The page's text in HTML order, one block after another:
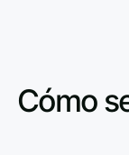
Cómo